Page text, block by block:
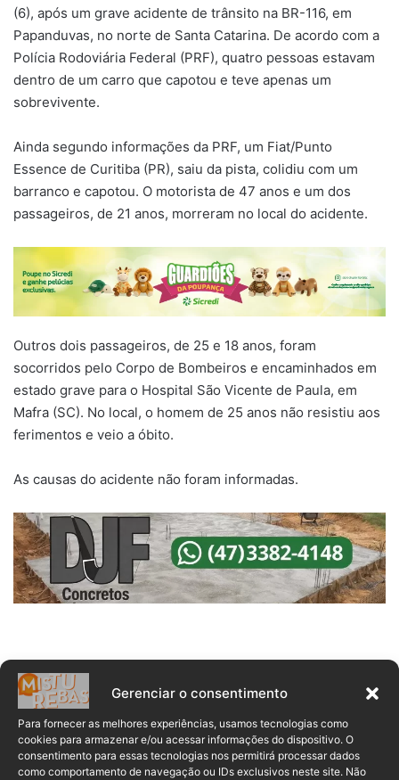
Gerenciar o consentimento
Para fornecer as melhores experiências, usamos tecnologias como
cookies para armazenar e/ou acessar informações do dispositivo. O
consentimento para essas tecnologias nos permitirá processar dados
como comportamento de navegação ou IDs exclusivos neste site. Não
(6), após um grave acidente de trânsito na BR-116, em
Papanduvas, no norte de Santa Catarina. De acordo com a
Polícia Rodoviária Federal (PRF), quatro pessoas estavam
dentro de um carro que capotou e teve apenas um
sobrevivente.
Ainda segundo informações da PRF, um Fiat/Punto
Essence de Curitiba (PR), saiu da pista, colidiu com um
barranco e capotou. O motorista de 47 anos e um dos
passageiros, de 21 anos, morreram no local do acidente.
Outros dois passageiros, de 25 e 18 anos, foram
socorridos pelo Corpo de Bombeiros e encaminhados em
estado grave para o Hospital São Vicente de Paula, em
Mafra (SC). No local, o homem de 25 anos não resistiu aos
ferimentos e veio a óbito.
As causas do acidente não foram informadas.